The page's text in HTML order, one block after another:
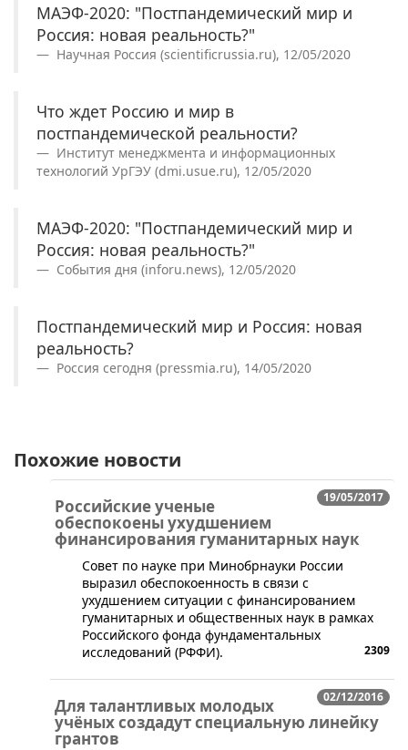
МАЭФ-2020: "Постпандемический мир и
Россия: новая реальность?"
Научная Россия (scientificrussia.ru), 12/05/2020
Что ждет Россию и мир в
постпандемической реальности?
Институт менеджмента и информационных
технологий УрГЭУ (dmi.usue.ru), 12/05/2020
МАЭФ-2020: "Постпандемический мир и
Россия: новая реальность?"
События дня (inforu.news), 12/05/2020
Постпандемический мир и Россия: новая
реальность?
Россия сегодня (pressmia.ru), 14/05/2020
Похожие новости
19/05/2017
Российские ученые
обеспокоены ухудшением
финансирования гуманитарных наук
​Совет по науке при Минобрнауки России
выразил обеспокоенность в связи с
ухудшением ситуации с финансированием
гуманитарных и общественных наук в рамках
Российского фонда фундаментальных
исследований (РФФИ).
2309
02/12/2016
Для талантливых молодых
учёных создадут специальную линейку
грантов